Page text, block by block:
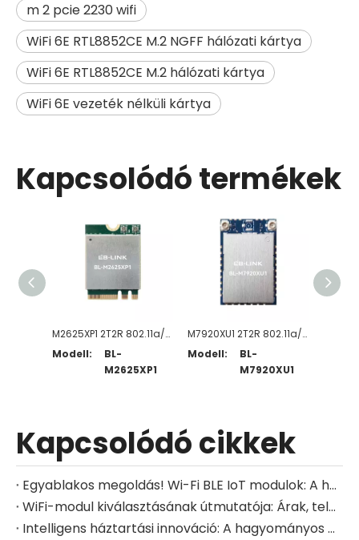
m 2 pcie 2230 wifi
WiFi 6E RTL8852CE M.2 NGFF hálózati kártya
WiFi 6E RTL8852CE M.2 hálózati kártya
WiFi 6E vezeték nélküli kártya
Kapcsolódó termékek
M2625XP1 2T2R 802.11a/b/g/n/ac/ax WiFi 6 + BT5.2-kompatibilis modul
Modell:
BL-
M2625XP1
M7920XU1 2T2R 802.11a/b/g/n/ac/ax WiFi 6 + BT5.3-kompatibilis modul
Modell:
BL-
M7920XU1
Kapcsolódó cikkek
Egyablakos megoldás! Wi-Fi BLE IoT modulok: A híd mindent összeköt
WiFi-modul kiválasztásának útmutatója: Árak, teljesítmény és megoldások
Intelligens háztartási innováció: A hagyományos készülékek újjáélesztése Wi-Fi-modulokkal